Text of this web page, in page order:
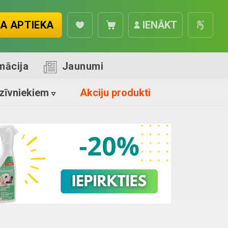
IENĀKT
APTIEKA
Jaunumi
Akciju produkti